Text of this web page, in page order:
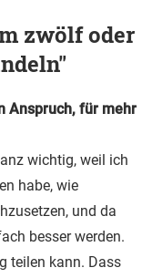
zwölf oder
Anspruch, für mehr
wichtig, weil ich
habe, wie
und da
besser werden.
teilen kann. Dass